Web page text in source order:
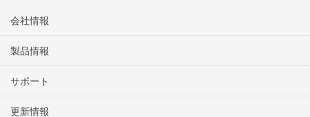
会社情報
製品情報
サポート
更新情報